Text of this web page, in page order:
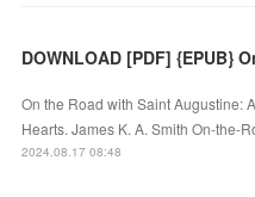
DOWNLOAD [PDF] {EPUB}
On the Road with Saint Augustine:
Hearts. James K. A. Smith On-the-
2024.08.17 08:48